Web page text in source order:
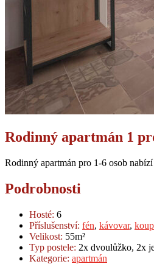
Rodinný apartmán 1
Rodinný apartmán pro 1-6 osob
Podrobnosti
Hosté: 6
Příslušenství: fén, kávovar,
Velikost: 55m²
Typ postele: 2x dvoulůžko, 2x
Kategorie: apartmán